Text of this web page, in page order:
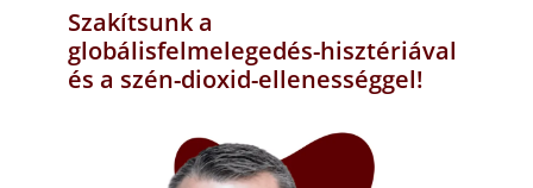
Szakítsunk a
globálisfelmelegedés-hisztériával
és a szén-dioxid-ellenességgel!